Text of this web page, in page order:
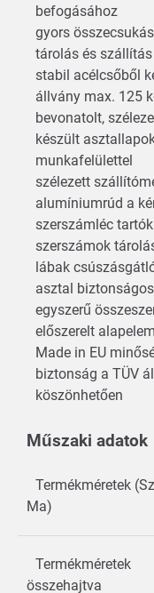
befogásához
gyors
tárolás és szállítás
stabil acélcsőből
állvány max. 125
bevonatolt,
készült
munkafelülettel
szélezett
alumíniumrúd a
szerszámléc
szerszámok
lábak
asztal
egyszerű
előszerelt
Made in EU
biztonság a TÜV
köszönhetően
Műszaki adatok
Termékméretek
Ma)
Termékméretek
összehajtva